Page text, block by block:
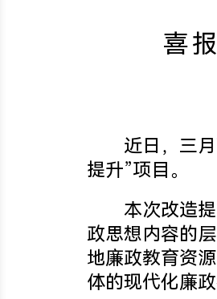
喜
近日，三月
提升”项目。
本次改造提
政思想内容的
地廉政教育资
体的现代化廉政